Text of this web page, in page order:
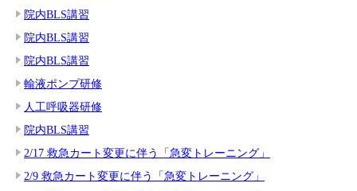
院内BLS講習
院内BLS講習
院内BLS講習
輸液ポンプ研修
人工呼吸器研修
院内BLS講習
2/17 救急カート変更に伴う「急変トレーニング」
2/9 救急カート変更に伴う「急変トレーニング」